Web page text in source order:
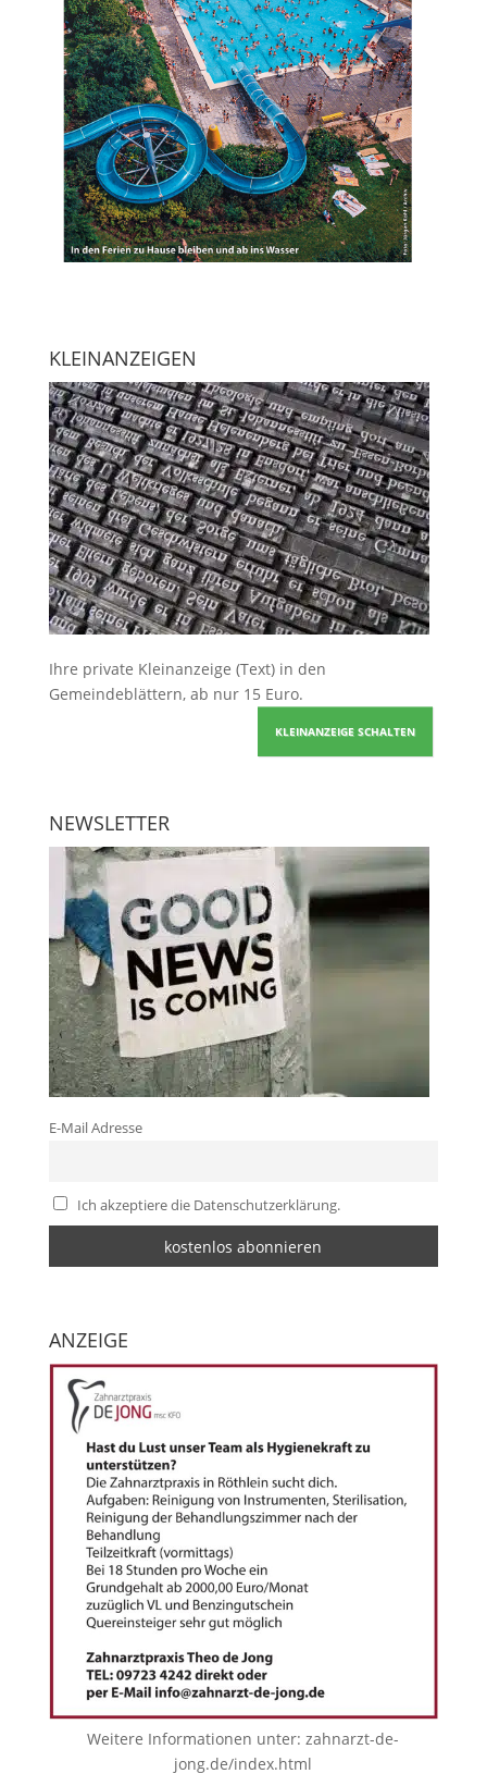
KLEINANZEIGEN
Ihre private Kleinanzeige (Text) in den
Gemeindeblättern, ab nur 15 Euro.
KLEINANZEIGE SCHALTEN
NEWSLETTER
E-Mail Adresse
Ich akzeptiere die Datenschutzerklärung.
ANZEIGE
Weitere Informationen unter:zahnarzt-de-
jong.de/index.html